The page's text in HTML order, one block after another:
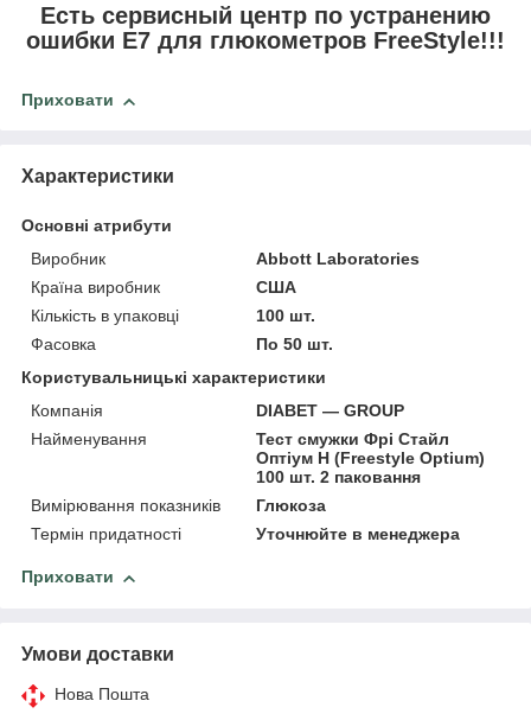
Есть сервисный центр по устранению
ошибки E7 для глюкометров FreeStyle!!!
Приховати
Характеристики
Основні атрибути
Виробник
Abbott Laboratories
Країна виробник
США
Кількість в упаковці
100 шт.
Фасовка
По 50 шт.
Користувальницькі характеристики
Компанія
DIABET — GROUP
Найменування
Тест смужки Фрі Стайл
Оптіум H (Freestyle Optium)
100 шт. 2 паковання
Вимірювання показників
Глюкоза
Термін придатності
Уточнюйте в менеджера
Приховати
Умови доставки
Нова Пошта